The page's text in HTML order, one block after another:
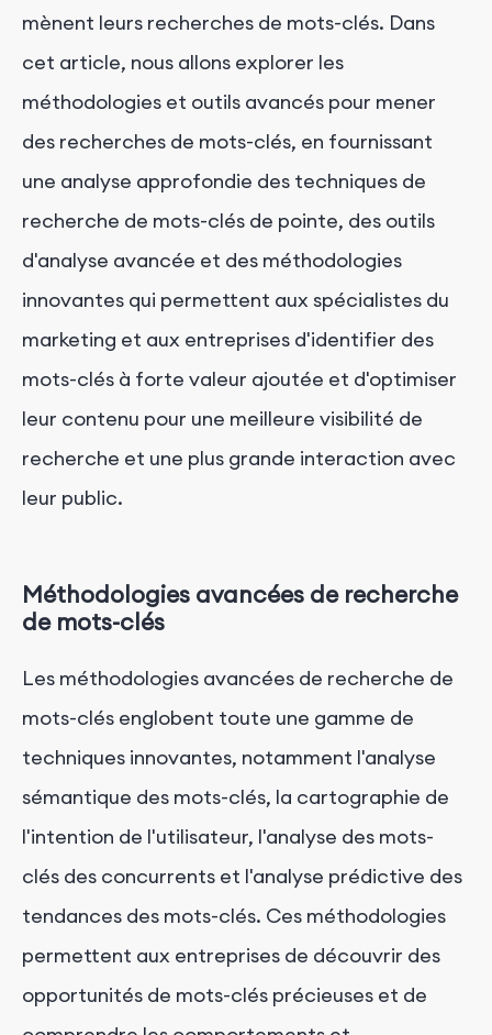
mènent leurs recherches de mots-clés. Dans
cet article, nous allons explorer les
méthodologies et outils avancés pour mener
des recherches de mots-clés, en fournissant
une analyse approfondie des techniques de
recherche de mots-clés de pointe, des outils
d'analyse avancée et des méthodologies
innovantes qui permettent aux spécialistes du
marketing et aux entreprises d'identifier des
mots-clés à forte valeur ajoutée et d'optimiser
leur contenu pour une meilleure visibilité de
recherche et une plus grande interaction avec
leur public.
Méthodologies avancées de recherche
de mots-clés
Les méthodologies avancées de recherche de
mots-clés englobent toute une gamme de
techniques innovantes, notamment l'analyse
sémantique des mots-clés, la cartographie de
l'intention de l'utilisateur, l'analyse des mots-
clés des concurrents et l'analyse prédictive des
tendances des mots-clés. Ces méthodologies
permettent aux entreprises de découvrir des
opportunités de mots-clés précieuses et de